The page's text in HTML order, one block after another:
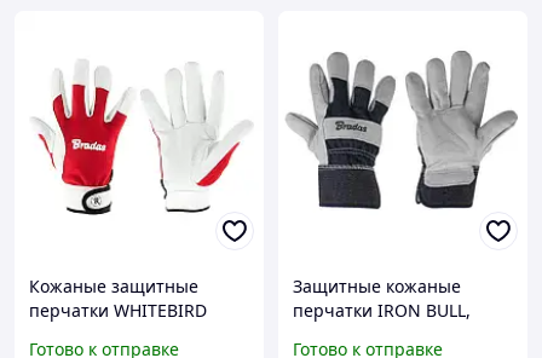
Кожаные защитные
перчатки WHITEBIRD
Готово к отправке
Защитные кожаные
перчатки IRON BULL,
Готово к отправке